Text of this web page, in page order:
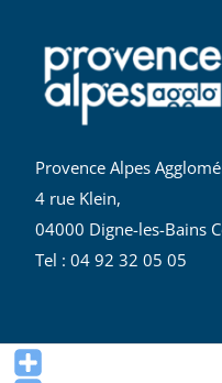
Provence Alpes
4 rue Klein,
04000 Digne-les-Bains
Tel : 04 92 32 05 05